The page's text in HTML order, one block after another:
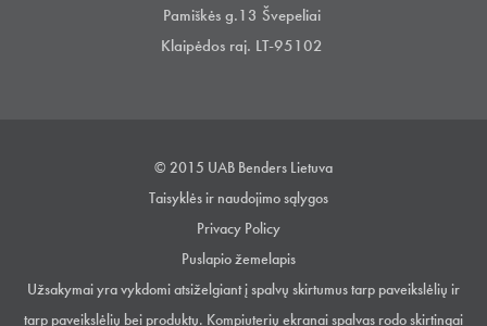
Pamiškės g.13 Švepeliai
Klaipėdos raj. LT-95102
© 2015 UAB Benders Lietuva
Taisyklės ir naudojimo sąlygos
Privacy Policy
Puslapio žemelapis
Užsakymai yra vykdomi atsiželgiant į spalvų skirtumus tarp paveikslėlių ir
tarp paveikslėlių bei produktų. Kompiuterių ekranai spalvas rodo skirtingai